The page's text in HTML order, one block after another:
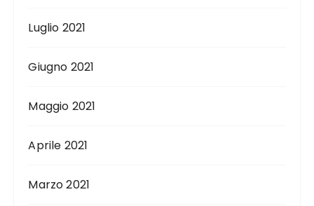
Luglio 2021
Giugno 2021
Maggio 2021
Aprile 2021
Marzo 2021